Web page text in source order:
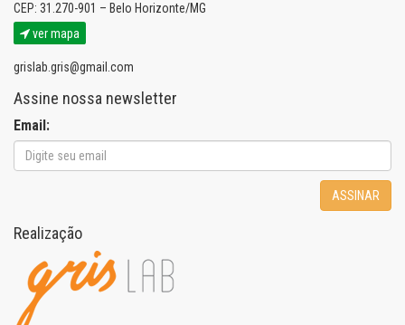
CEP: 31.270-901 – Belo Horizonte/MG
ver mapa
grislab.gris@gmail.com
Assine nossa newsletter
Email:
ASSINAR
Realização